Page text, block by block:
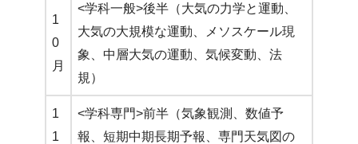
1
0
月
<学科一般>後半（大気の力学と運動、
大気の大規模な運動、メソスケール現
象、中層大気の運動、気候変動、法
規）
1
1
<学科専門>前半（気象観測、数値予
報、短期中期長期予報、専門天気図の